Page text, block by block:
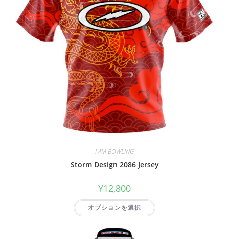
I AM BOWLING
Storm Design 2086 Jersey
¥12,800
オプションを選択